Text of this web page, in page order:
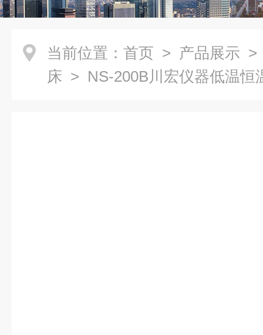
当前位置： 首页 > 产品展示
床 > NS-200B川宏仪器低温恒